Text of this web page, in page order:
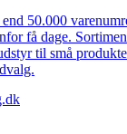
50.000
få dage.
til små